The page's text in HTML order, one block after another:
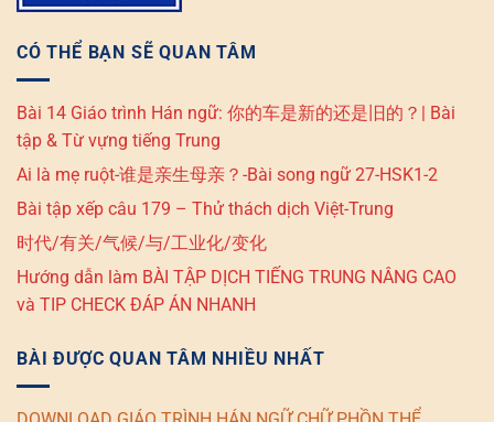
CÓ THỂ BẠN SẼ QUAN TÂM
Bài 14 Giáo trình Hán ngữ: 你的车是新的还是旧的？| Bài
tập & Từ vựng tiếng Trung
Ai là mẹ ruột-谁是亲生母亲？-Bài song ngữ 27-HSK1-2
Bài tập xếp câu 179 – Thử thách dịch Việt-Trung
时代/有关/气候/与/工业化/变化
Hướng dẫn làm BÀI TẬP DỊCH TIẾNG TRUNG NÂNG CAO
và TIP CHECK ĐÁP ÁN NHANH
BÀI ĐƯỢC QUAN TÂM NHIỀU NHẤT